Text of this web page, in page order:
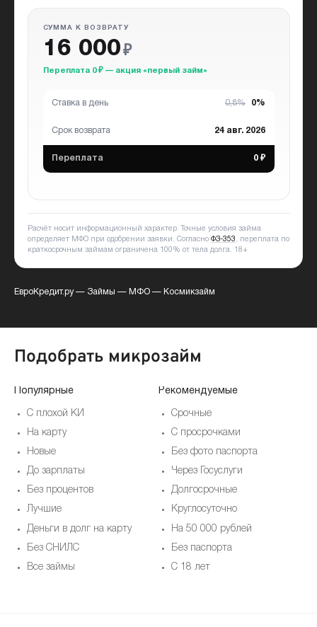
СУММА К ВОЗВРАТУ
16 000 ₽
Переплата 0 ₽ — акция «первый займ»
Ставка в день 0,8% 0%
Срок возврата 24 авг. 2026
Переплата 0 ₽
Расчёт носит информационный характер. Точные условия займа
определяет МФО при одобрении заявки. Согласно ФЗ-353 , переплата по
краткосрочным займам ограничена 100% от тела долга.
18+
ЕвроКредит.ру— Займы — МФО — Космикзайм
Подобрать микрозайм
Популярные
С плохой КИ
На карту
Новые
До зарплаты
Без процентов
Лучшие
Деньги в долг на карту
Без СНИЛС
Все займы
Рекомендуемые
Срочные
С просрочками
Без фото паспорта
Через Госуслуги
Долгосрочные
Круглосуточно
На 50 000 рублей
Без паспорта
С 18 лет